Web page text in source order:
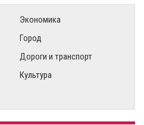
Экономика
Город
Дороги и транспорт
Культура